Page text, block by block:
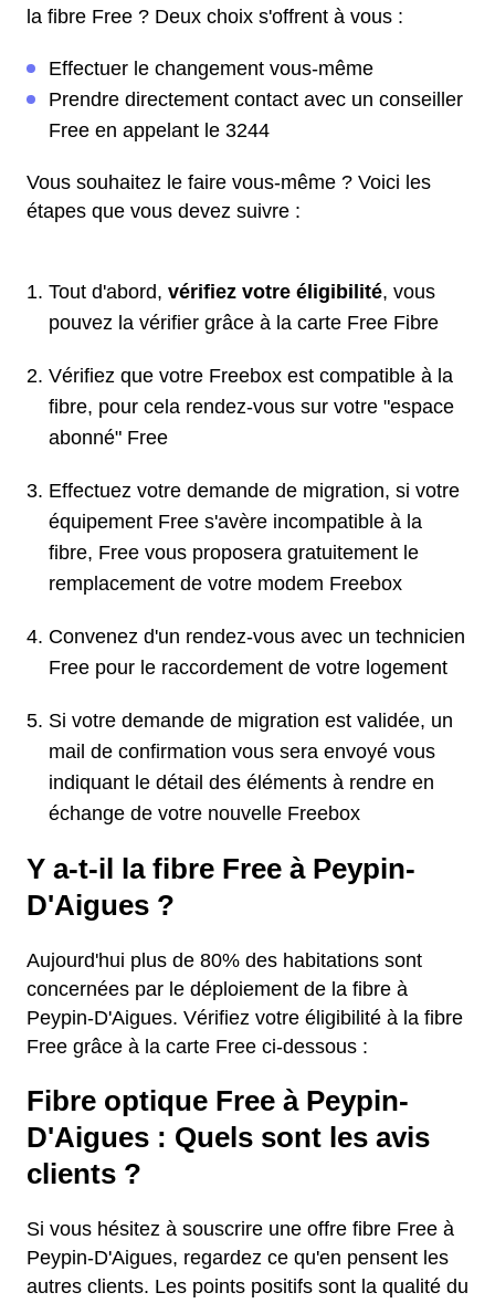
la fibre Free ? Deux choix s'offrent à vous :
Effectuer le changement vous-même
Prendre directement contact avec un conseiller
Free en appelant le 3244
Vous souhaitez le faire vous-même ? Voici les
étapes que vous devez suivre :
Tout d'abord, vérifiez votre éligibilité, vous
pouvez la vérifier grâce à la carte Free Fibre
Vérifiez que votre Freebox est compatible à la
fibre, pour cela rendez-vous sur votre "espace
abonné" Free
Effectuez votre demande de migration, si votre
équipement Free s'avère incompatible à la
fibre, Free vous proposera gratuitement le
remplacement de votre modem Freebox
Convenez d'un rendez-vous avec un technicien
Free pour le raccordement de votre logement
Si votre demande de migration est validée, un
mail de confirmation vous sera envoyé vous
indiquant le détail des éléments à rendre en
échange de votre nouvelle Freebox
Y a-t-il la fibre Free à Peypin-
D'Aigues ?
Aujourd'hui plus de 80% des habitations sont
concernées par le déploiement de la fibre à
Peypin-D'Aigues. Vérifiez votre éligibilité à la fibre
Free grâce à la carte Free ci-dessous :
Fibre optique Free à Peypin-
D'Aigues : Quels sont les avis
clients ?
Si vous hésitez à souscrire une offre fibre Free à
Peypin-D'Aigues, regardez ce qu'en pensent les
autres clients. Les points positifs sont la qualité du